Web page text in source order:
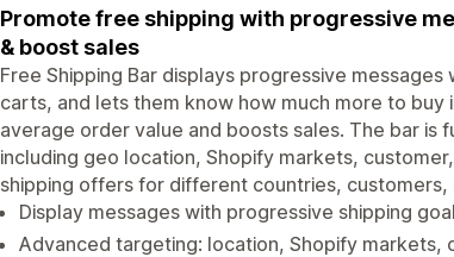
Promote free shipping with progressive
& boost sales
Free Shipping Bar displays progressive
carts, and lets them know how much more to
average order value and boosts sales. The bar
including geo location, Shopify markets,
shipping offers for different countries, customers,
Display messages with progressive shipping
Advanced targeting: location, Shopify markets,